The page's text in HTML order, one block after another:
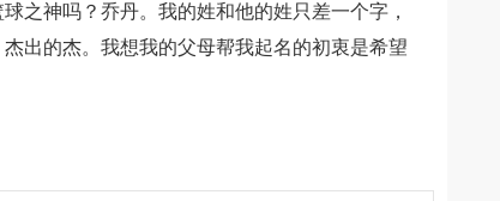
之神吗？乔丹。我的姓和他的姓只差一个字，
出的杰。我想我的父母帮我起名的初衷是希望